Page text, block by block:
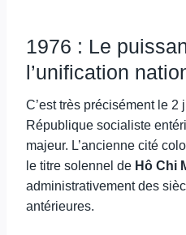
1976 : Le
l’unification
C’est très précisément le
République socialiste
majeur. L’ancienne cité
le titre solennel de Hô Chi
administrativement des
antérieures.